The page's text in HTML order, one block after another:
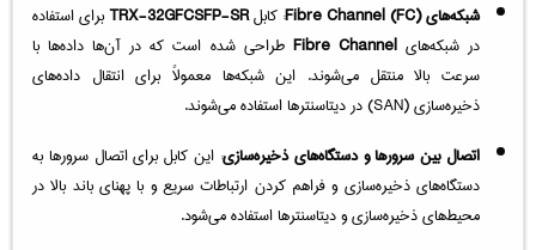
شبکه‌های Fibre Channel (FC) : کابلTRX-32GFCSFP-SRبرای استفاده
در شبکه‌هایFibre Channel طراحی شده است که در آن‌ها داده‌ها با
سرعت بالا منتقل می‌شوند. این شبکه‌ها معمولاً برای انتقال داده‌های
ذخیره‌سازی (SAN) در دیتاسنترها استفاده می‌شوند.
اتصال بین سرورها و دستگاه‌های ذخیره‌سازی: این کابل برای اتصال سرورها به
دستگاه‌های ذخیره‌سازی و فراهم کردن ارتباطات سریع و با پهنای باند بالا در
محیط‌های ذخیره‌سازی و دیتاسنترها استفاده می‌شود.